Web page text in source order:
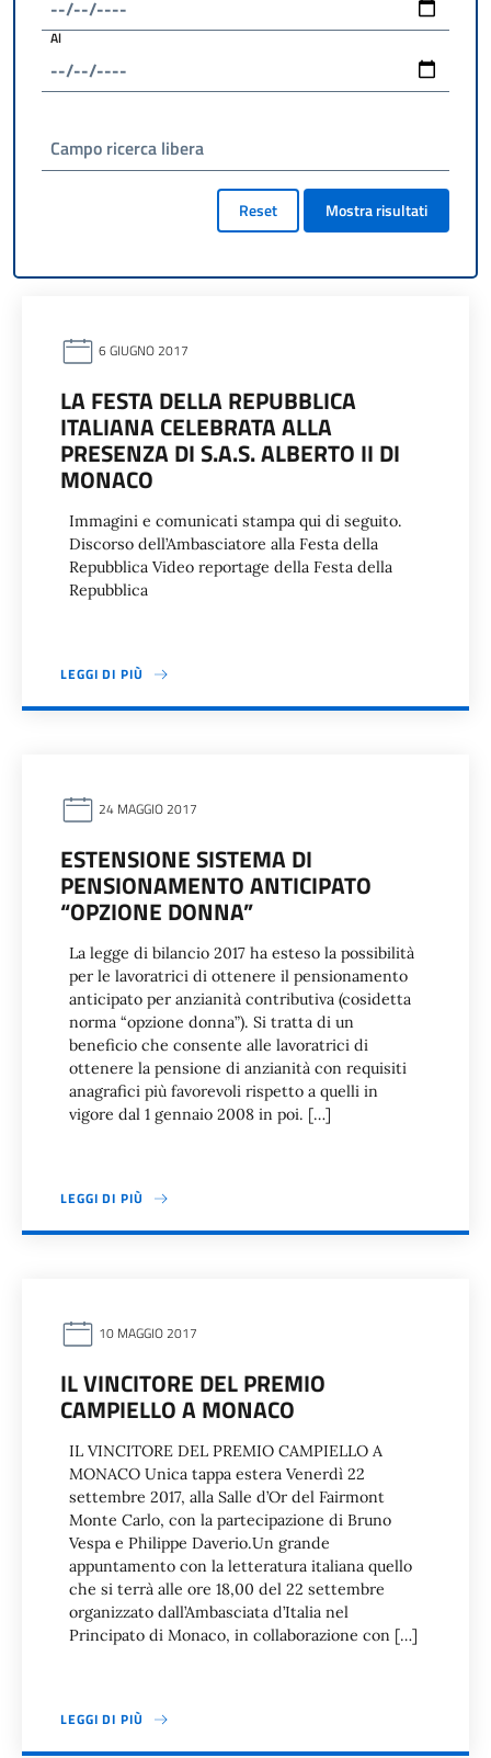
Al
Campo ricerca libera
Reset Mostra risultati
6 GIUGNO 2017
LA FESTA DELLA REPUBBLICA
ITALIANA CELEBRATA ALLA
PRESENZA DI S.A.S. ALBERTO II DI
MONACO
Immagini e comunicati stampa qui di seguito.
Discorso dell’Ambasciatore alla Festa della
Repubblica Video reportage della Festa della
Repubblica
LEGGI DI PIÙ
24 MAGGIO 2017
ESTENSIONE SISTEMA DI
PENSIONAMENTO ANTICIPATO
“OPZIONE DONNA”
La legge di bilancio 2017 ha esteso la possibilità
per le lavoratrici di ottenere il pensionamento
anticipato per anzianità contributiva (cosidetta
norma “opzione donna”). Si tratta di un
beneficio che consente alle lavoratrici di
ottenere la pensione di anzianità con requisiti
anagrafici più favorevoli rispetto a quelli in
vigore dal 1 gennaio 2008 in poi. […]
LEGGI DI PIÙ
10 MAGGIO 2017
IL VINCITORE DEL PREMIO
CAMPIELLO A MONACO
IL VINCITORE DEL PREMIO CAMPIELLO A
MONACO Unica tappa estera Venerdì 22
settembre 2017, alla Salle d’Or del Fairmont
Monte Carlo, con la partecipazione di Bruno
Vespa e Philippe Daverio.Un grande
appuntamento con la letteratura italiana quello
che si terrà alle ore 18,00 del 22 settembre
organizzato dall’Ambasciata d’Italia nel
Principato di Monaco, in collaborazione con […]
LEGGI DI PIÙ